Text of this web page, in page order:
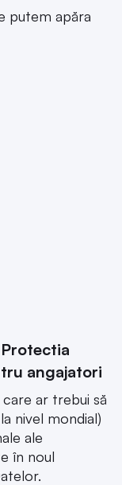
putem apăra
angajatori
ar trebui să
nivel mondial)
ale
în noul